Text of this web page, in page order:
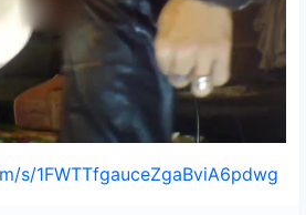
s/1FWTTfgauceZgaBviA6pdwg